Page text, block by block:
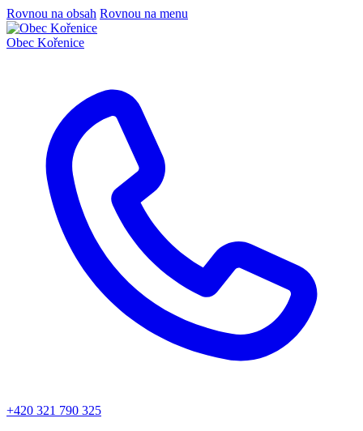
Rovnou na obsah Rovnou na menu
Obec Kořenice
+420 321 790 325